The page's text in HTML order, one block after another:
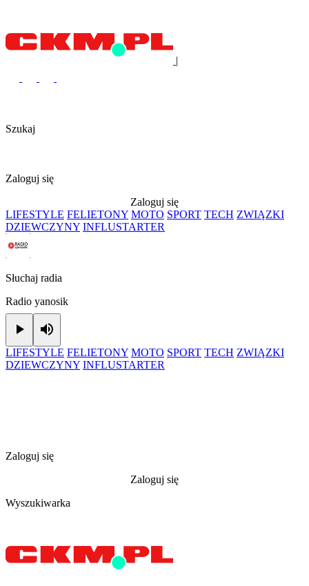
|
Szukaj
Zaloguj się
Zaloguj się
LIFESTYLE FELIETONY MOTO SPORT TECH ZWIĄZKI
DZIEWCZYNY INFLUSTARTER
Słuchaj radia
Radio yanosik
Play
LIFESTYLE FELIETONY MOTO SPORT TECH ZWIĄZKI
DZIEWCZYNY INFLUSTARTER
Zaloguj się
Zaloguj się
Wyszukiwarka